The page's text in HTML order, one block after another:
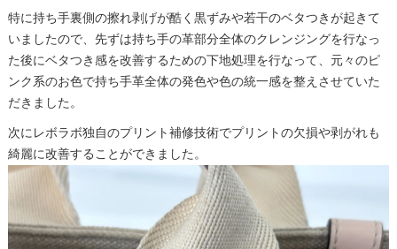
特に持ち手裏側の擦れ剥げが酷く黒ずみや若干のベタつきが起きて
いましたので、先ずは持ち手の革部分全体のクレンジングを行なっ
た後にベタつき感を改善するための下地処理を行なって、元々のピ
ンク系のお色で持ち手革全体の発色や色の統一感を整えさせていた
だきました。
次にレボラボ独自のプリント補修技術でプリントの欠損や剥がれも
綺麗に改善することができました。